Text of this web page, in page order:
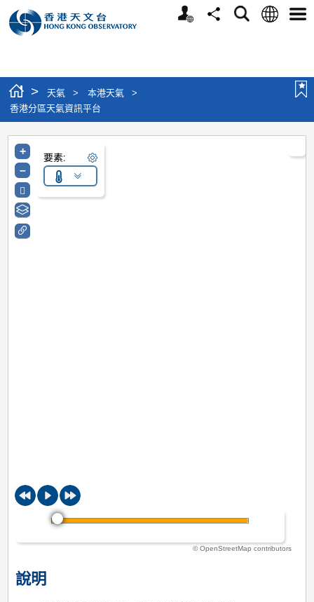
個人版網站
分享 搜尋 語言 選單
> 天氣 > 本港天氣
>
香港分區天氣資訊平台
要素:
+
–
© OpenStreetMap contributors
說明